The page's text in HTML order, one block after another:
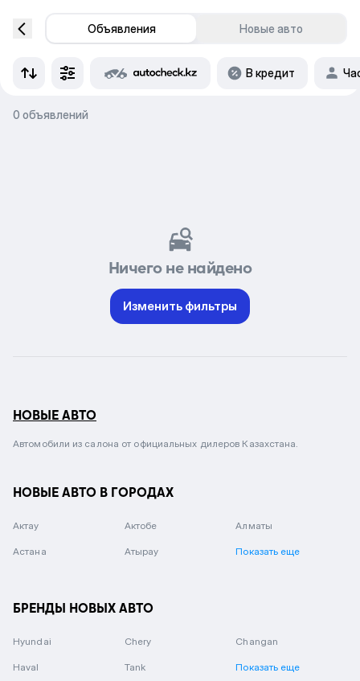
Объявления Новые авто
В кредит
0 объявлений
Ничего не найдено
Изменить фильтры
НОВЫЕ АВТО
Автомобили из салона от официальных дилеров Казахстана.
НОВЫЕ АВТО В ГОРОДАХ
Актау Актобе Алматы
Астана Атырау Показать еще
БРЕНДЫ НОВЫХ АВТО
Hyundai Chery Changan
Haval Tank Показать еще